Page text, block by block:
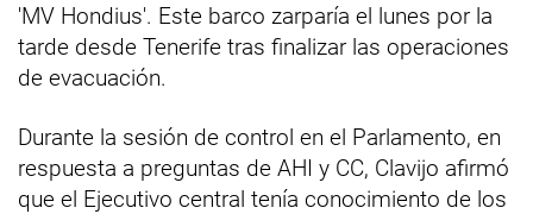
'MV Hondius'. Este barco zarparía el lunes por la
tarde desde Tenerife tras finalizar las operaciones
de evacuación.
Durante la sesión de control en el Parlamento, en
respuesta a preguntas de AHI y CC, Clavijo afirmó
que el Ejecutivo central tenía conocimiento de los